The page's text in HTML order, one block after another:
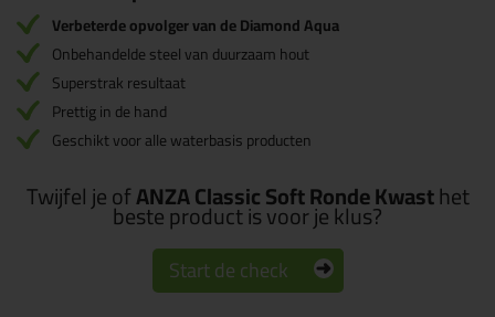
Verbeterde opvolger van de Diamond Aqua
Onbehandelde steel van duurzaam hout
Superstrak resultaat
Prettig in de hand
Geschikt voor alle waterbasis producten
Twijfel je ofANZA Classic Soft Ronde Kwasthet
beste product is voor je klus?
Start de check